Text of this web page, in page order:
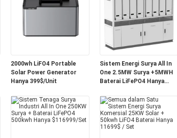
2000wh LiFO4 Portable
Solar Power Generator
Hanya 399$/Unit
Sistem Energi Surya All In
One 2.5MW Surya +5MWH
Baterai LiFePO4 Hanya